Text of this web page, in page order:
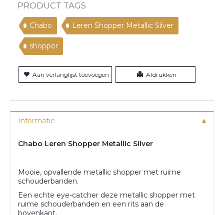
PRODUCT TAGS
Chabo Leren Shopper Metallic Silver
shopper
Aan verlanglijst toevoegen Afdrukken
Informatie
Chabo Leren Shopper Metallic Silver
Mooie, opvallende metallic shopper met ruime
schouderbanden.
Een echte eye-catcher deze metallic shopper met
ruime schouderbanden en een rits aan de
bovenkant.